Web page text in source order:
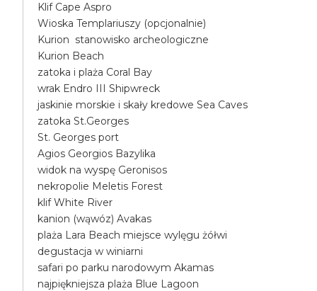
Klif Cape Aspro
Wioska Templariuszy (opcjonalnie)
Kurion stanowisko archeologiczne
Kurion Beach
zatoka i plaża Coral Bay
wrak Endro III Shipwreck
jaskinie morskie i skały kredowe Sea Caves
zatoka St.Georges
St. Georges port
Agios Georgios Bazylika
widok na wyspę Geronisos
nekropolie Meletis Forest
klif White River
kanion (wąwóz) Avakas
plaża Lara Beach miejsce wylęgu żółwi
degustacja w winiarni
safari po parku narodowym Akamas
najpiękniejsza plaża Blue Lagoon